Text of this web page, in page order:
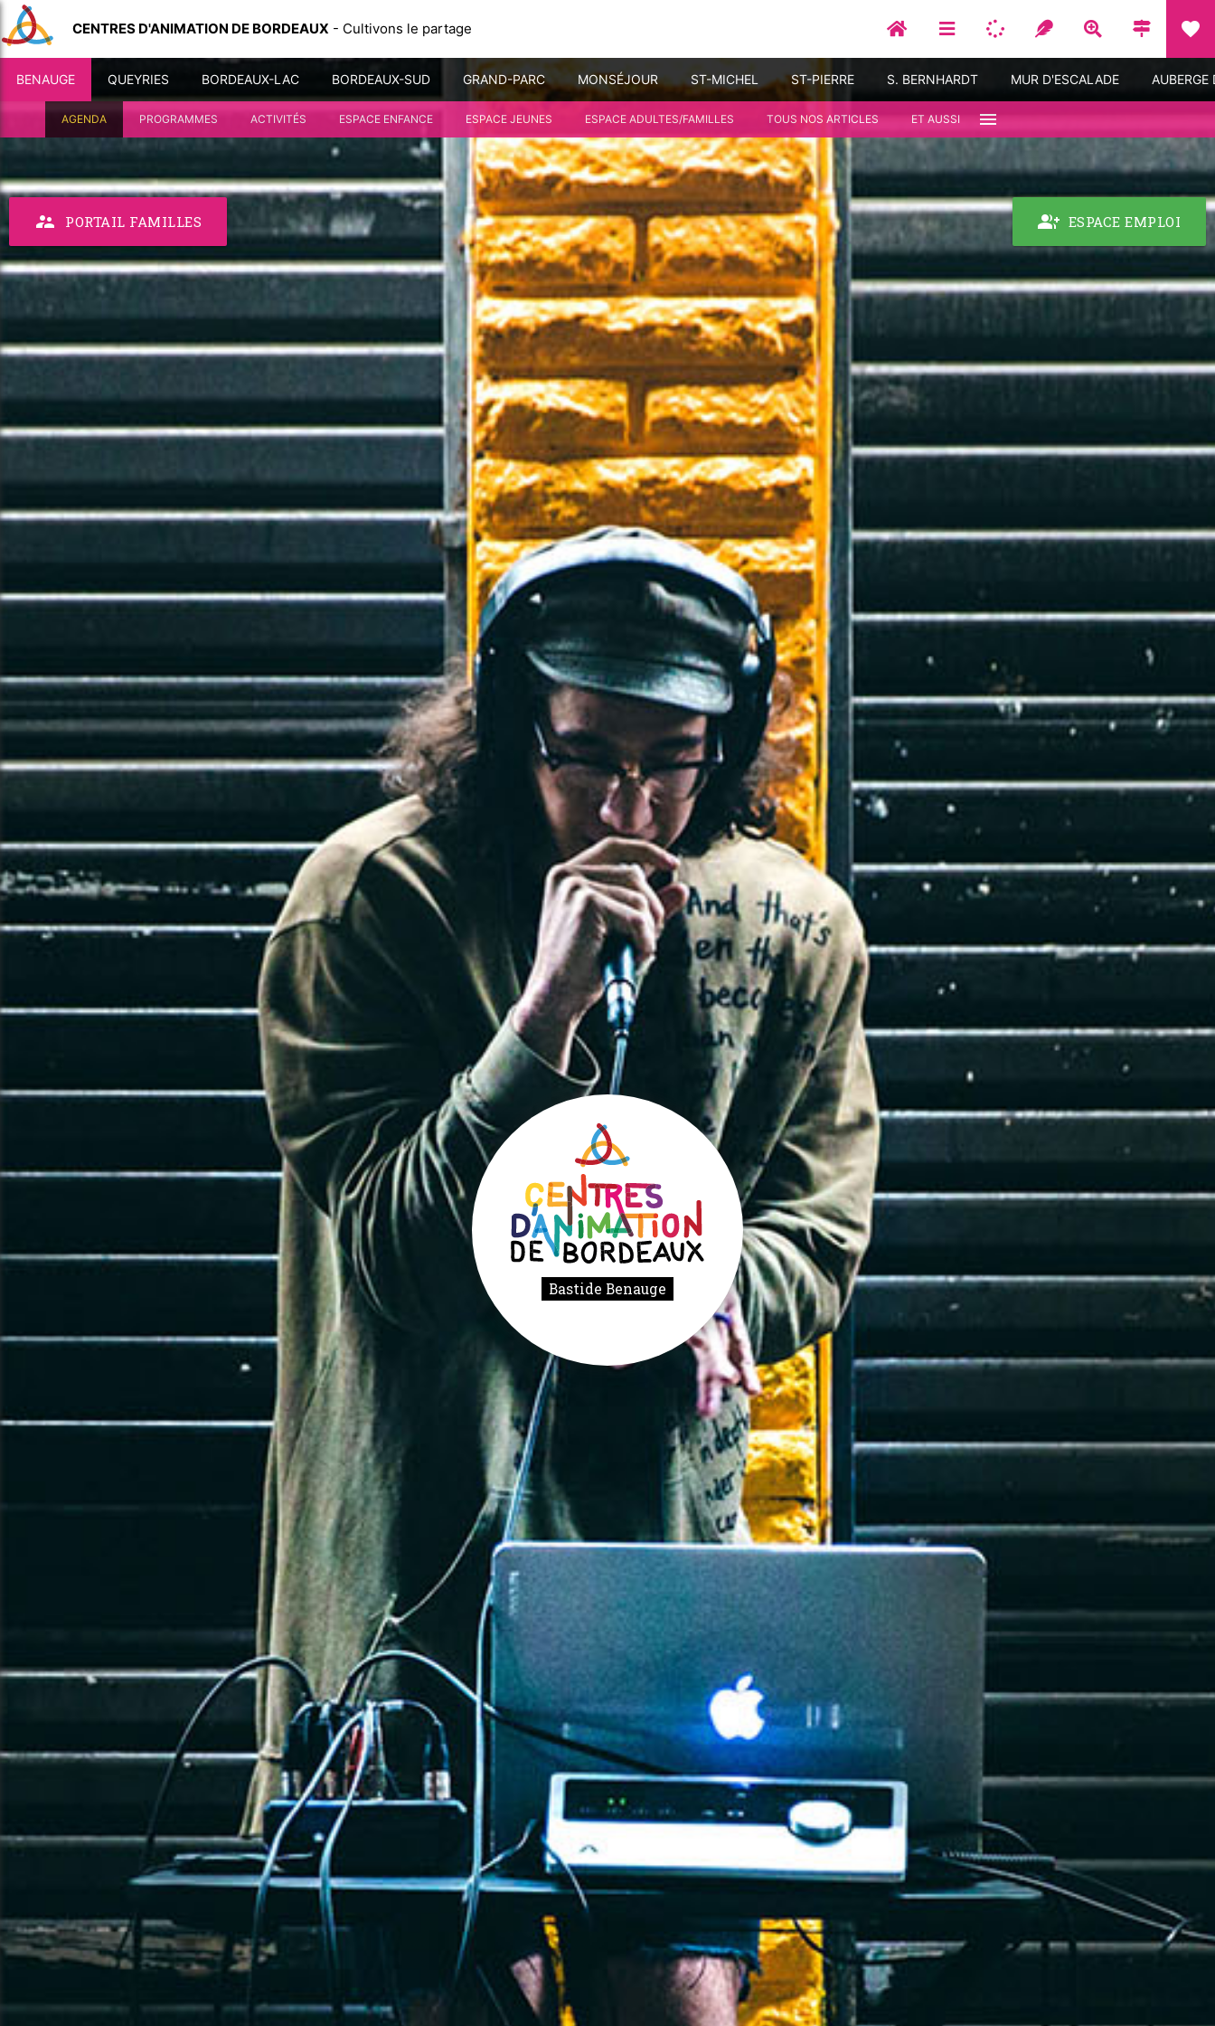
CENTRES D'ANIMATION DE BORDEAUX - Cultivons le partage favorite
BENAUGE QUEYRIES BORDEAUX-LAC BORDEAUX-SUD GRAND-PARC MONSÉJOUR ST-MICHEL ST-PIERRE S. BERNHARDT MUR D'ESCALADE AUBERGE
AGENDA PROGRAMMES ACTIVITÉS ESPACE ENFANCE ESPACE JEUNES ESPACE ADULTES/FAMILLES TOUS NOS ARTICLES ET AUSSI menu
Bastide Benauge
supervisor_account PORTAIL FAMILLES group_add ESPACE EMPLOI